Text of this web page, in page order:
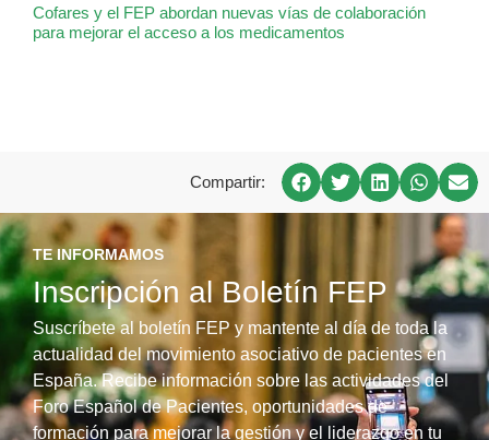
Cofares y el FEP abordan nuevas vías de colaboración
para mejorar el acceso a los medicamentos
Compartir:
TE INFORMAMOS
Inscripción al Boletín FEP
Suscríbete al boletín FEP y mantente al día de toda la
actualidad del movimiento asociativo de pacientes en
España. Recibe información sobre las actividades del
Foro Español de Pacientes, oportunidades de
formación para mejorar la gestión y el liderazgo en tu